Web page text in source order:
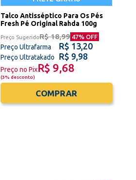
Talco Antisséptico Para Os Pés
Fresh Pé Original Rahda 100g
Preço SugeridoR$ 18,99 47% OFF
Preço Ultrafarma R$ 13,20
Preço Ultratakado R$ 9,98
Preço no PixR$ 9,68
(3% desconto)
COMPRAR